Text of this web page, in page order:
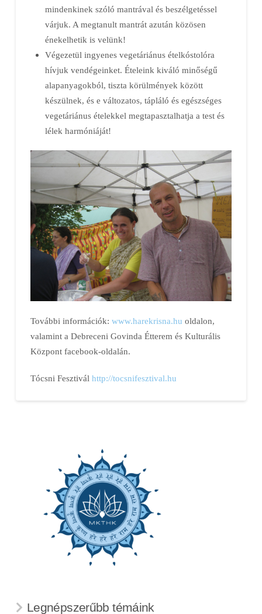
mindenkinek szóló mantrával és beszélgetéssel
várjuk. A megtanult mantrát azután közösen
énekelhetik is velünk!
Végezetül ingyenes vegetáriánus ételkóstolóra
hívjuk vendégeinket. Ételeink kiváló minőségű
alapanyagokból, tiszta körülmények között
készülnek, és e változatos, tápláló és egészséges
vegetáriánus ételekkel megtapasztalhatja a test és
lélek harmóniáját!
További információk: www.harekrisna.hu oldalon,
valamint a Debreceni Govinda Étterem és Kulturális
Központ facebook-oldalán.
Tócsni Fesztivál http://tocsnifesztival.hu
Legnépszerűbb témáink